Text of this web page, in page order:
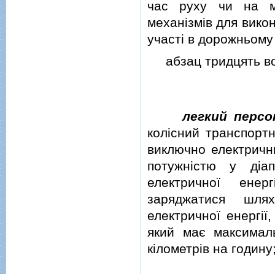
час руху чи на
механiзмiв для
участi в
абзац тридцять
легкий
колiсний
виключно
потужнiстю у
електричної
заряджатися
електричної
який має
кiлометрiв на